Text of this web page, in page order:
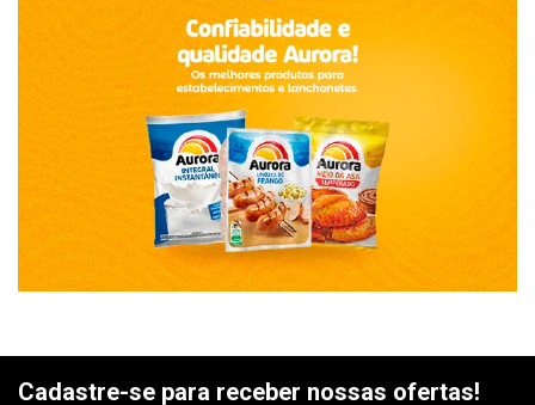
Cadastre-se para receber nossas ofertas!